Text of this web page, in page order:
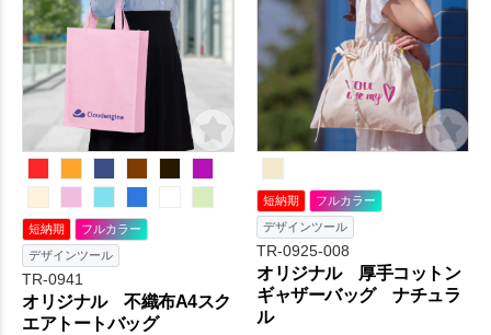
り、書類やカタログなどを入
れても透けにくく、ソフトな
生地感で持ち歩きにも便利で
す。A4サイズが入るマチ付の
タイプは、ノベルティの定番
商品となっております。展示
会の資料配布やライブ物販、
お買いものバッグなど幅広い
用途でお使い頂けます。印刷
方法は単色からフ。毎日の生
活をより快適に。
短納期
フルカラー
デザインツール
TR-0941
オリジナル 不織布A4スク
エアトートバッグ
短納期
フルカラー
デザインツール
TR-0925-008
オリジナル 厚手コットン
ギャザーバッグ ナチュラ
ル